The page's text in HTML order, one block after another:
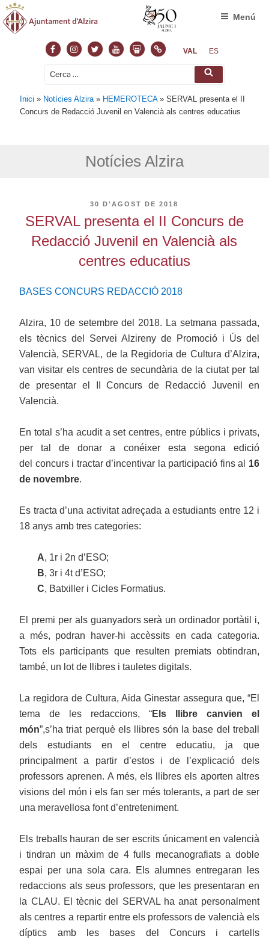
FacebookInstagram
TwitterYoutubeSlideshare
NormasVAL ES
Cerca: Cerca
Menú
Inici » Notícies Alzira » HEMEROTECA»SERVAL presenta el II
Concurs de Redacció Juvenil en Valencià als centres educatius
Notícies Alzira
PUBLICAT
30 D'AGOST DE 2018
SERVAL presenta el II Concurs de
Redacció Juvenil en Valencià als
centres educatius
BASES CONCURS REDACCIÓ 2018
Alzira, 10 de setembre del 2018. La setmana passada,
els tècnics del Servei Alzireny de Promoció i Ús del
Valencià, SERVAL, de la Regidoria de Cultura d’Alzira,
van visitar els centres de secundària de la ciutat per tal
de presentar el II Concurs de Redacció Juvenil en
Valencià.
En total s’ha acudit a set centres, entre públics i privats,
per tal de donar a conéixer esta segona edició
del concurs i tractar d’incentivar la participació fins al 16
de novembre.
Es tracta d’una activitat adreçada a estudiants entre 12 i
18 anys amb tres categories:
A, 1r i 2n d’ESO;
B, 3r i 4t d’ESO;
C, Batxiller i Cicles Formatius.
El premi per als guanyadors serà un ordinador portàtil i,
a més, podran haver-hi accèssits en cada categoria.
Tots els participants que resulten premiats obtindran,
també, un lot de llibres i tauletes digitals.
La regidora de Cultura, Aida Ginestar assegura que, “El
tema de les redaccions, “Els llibre canvien el
món”,s’ha triat perquè els llibres són la base del treball
dels estudiants en el centre educatiu, ja que
principalment a partir d’estos i de l’explicació dels
professors aprenen. A més, els llibres els aporten altres
visions del món i els fan ser més tolerants, a part de ser
una meravellosa font d’entreteniment.
Els treballs hauran de ser escrits únicament en valencià
i tindran un màxim de 4 fulls mecanografiats a doble
espai per una sola cara. Els alumnes entregaran les
redaccions als seus professors, que les presentaran en
la CLAU. El tècnic del SERVAL ha anat personalment
als centres a repartir entre els professors de valencià els
díptics amb les bases del Concurs i cartells